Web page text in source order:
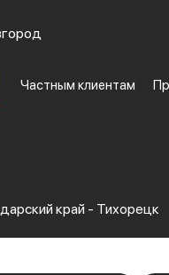
Частным клиентам
край - Тихорецк